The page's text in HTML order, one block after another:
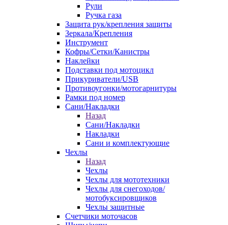
Рули
Ручка газа
Защита рук/крепления защиты
Зеркала/Крепления
Инструмент
Кофры/Сетки/Канистры
Наклейки
Подставки под мотоцикл
Прикуриватели/USB
Противоугонки/мотогарнитуры
Рамки под номер
Сани/Накладки
Назад
Сани/Накладки
Накладки
Сани и комплектующие
Чехлы
Назад
Чехлы
Чехлы для мототехники
Чехлы для снегоходов/
мотобуксировщиков
Чехлы защитные
Счетчики моточасов